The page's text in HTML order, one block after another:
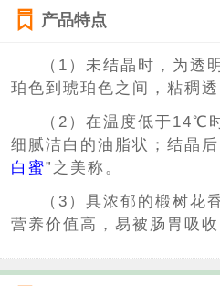
产品特点
（1）未结晶时，为透
珀色到琥珀色之间，粘稠
（2）在温度低于14℃
细腻洁白的油脂状；结晶
白蜜”之美称。
（3）具浓郁的椴树花
营养价值高，易被肠胃吸收